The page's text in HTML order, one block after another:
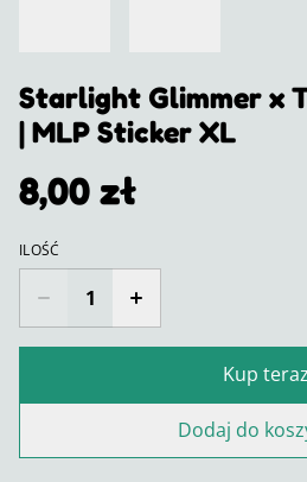
Starlight Glimmer x
| MLP Sticker XL
8,00 zł
ILOŚĆ
Kup teraz
Dodaj do